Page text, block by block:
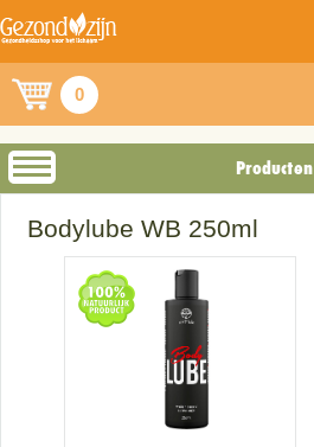
0
Producten
Bodylube WB 250ml